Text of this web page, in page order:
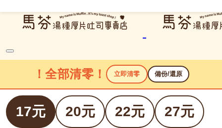
吐司口味總覽
宅配到家訂購方式
門市自取訂購方式
線上填單頁面
！全部清零！ 立即清零 備份/還原
17元 20元 22元 27元